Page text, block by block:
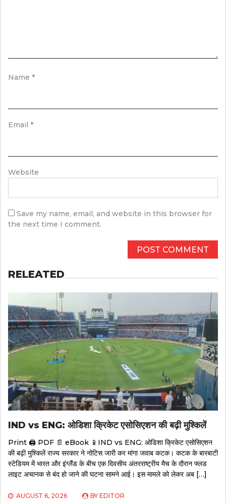
Name *
Email *
Website
Save my name, email, and website in this browser for
the next time I comment.
RELEATED
IND vs ENG: ओडिशा क्रिकेट एसोसिएशन की बढ़ी मुश्किलें
Print 🖨 PDF 📄 eBook 📱IND vs ENG: ओडिशा क्रिकेट एसोसिएशन
की बढ़ी मुश्किलें राज्य सरकार ने नोटिस जारी कर मांगा जवाब कटक। कटक के बारबाटी
स्टेडियम में भारत और इंग्लैंड के बीच एक दिवसीय अंतरराष्ट्रीय मैच के दौरान फ्लड
लाइट अचानक से बंद हो जाने की घटना सामने आई। इस मामले को लेकर अब […]
AUGUST 6, 2026 BY EDITOR